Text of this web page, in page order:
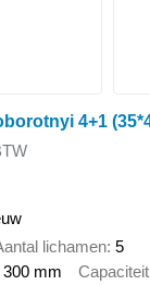
lichamen 5
300 mm Capaciteit